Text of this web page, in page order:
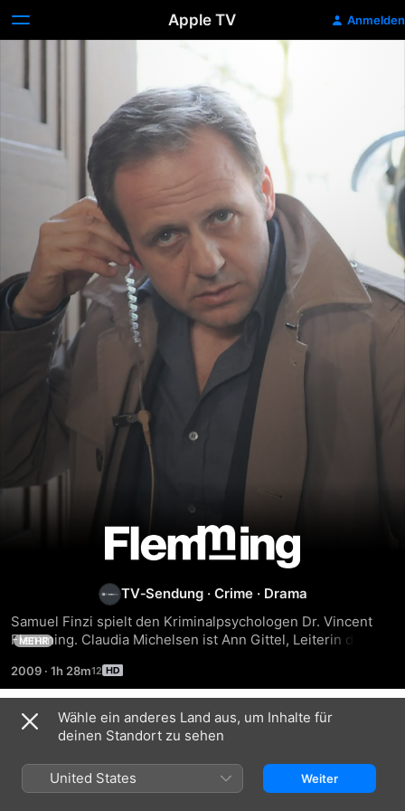
Apple TV Anmelden
Flemming
TV‑Sendung · Crime · Drama
Samuel Finzi spielt den Kriminalpsychologen Dr. Vincent
Flemming. Claudia Michelsen ist Ann Gittel, Leiterin der
Ehefrau. Ein Psychotherapeut in der Mordkommission hat
die Aufgabe, Täter zu überführen; seine Berufung ist es,
Menschen zu heilen.
MEHR
2009 · 1h 28m
Staffel 1
Wähle ein anderes Land aus, um Inhalte für
deinen Standort zu sehen
United States Weiter